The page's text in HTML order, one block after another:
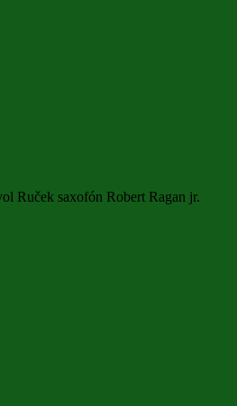
Ruček saxofón Robert Ragan jr.